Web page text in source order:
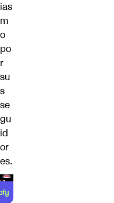
ias
m
o
po
r
su
s
se
gu
id
or
es.